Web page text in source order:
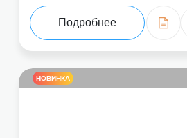
Подробнее
НОВИНКА